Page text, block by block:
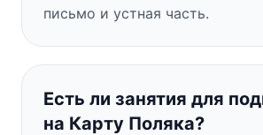
письмо и устная часть.
Есть ли занятия для
на Карту Поляка?